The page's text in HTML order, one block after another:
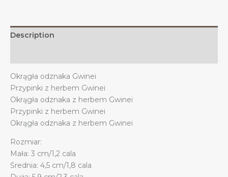
Description
Okrągła odznaka Gwinei
Przypinki z herbem Gwinei
Okrągła odznaka z herbem Gwinei
Przypinki z herbem Gwinei
Okrągła odznaka z herbem Gwinei
Rozmiar:
Mała: 3 cm/1,2 cala
Średnia: 4,5 cm/1,8 cala